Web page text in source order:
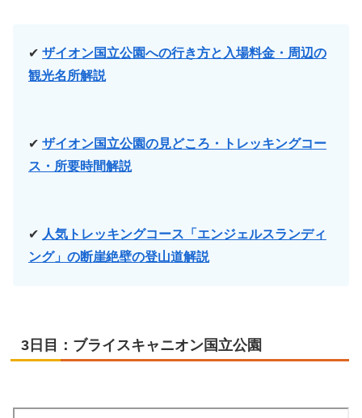
✔ ザイオン国立公園への行き方と入場料金・周辺の
観光名所解説
✔ ザイオン国立公園の見どころ・トレッキングコー
ス・所要時間解説
✔ 人気トレッキングコース「エンジェルスランディ
ング」の断崖絶壁の登山道解説
3日目：ブライスキャニオン国立公園